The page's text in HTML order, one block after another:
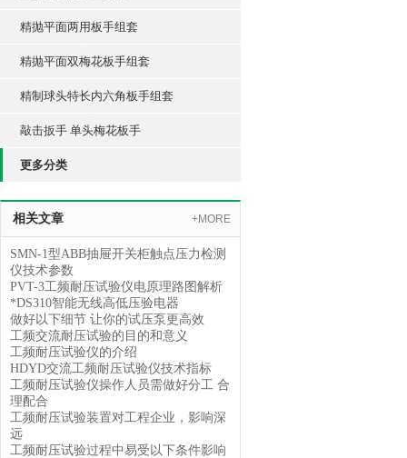
精抛平面两用板手组套
精抛平面双梅花板手组套
精制球头特长内六角板手组套
敲击扳手 单头梅花板手
更多分类
相关文章 +MORE
SMN-1型ABB抽屉开关柜触点压力检测
仪技术参数
PVT-3工频耐压试验仪电原理路图解析
*DS310智能无线高低压验电器
做好以下细节 让你的试压泵更高效
工频交流耐压试验的目的和意义
工频耐压试验仪的介绍
HDYD交流工频耐压试验仪技术指标
工频耐压试验仪操作人员需做好分工 合
理配合
工频耐压试验装置对工程企业，影响深
远
工频耐压试验过程中易受以下条件影响